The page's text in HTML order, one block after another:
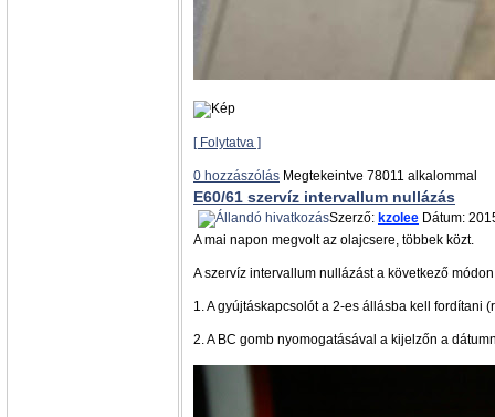
[ Folytatva ]
0 hozzászólás Megtekeintve 78011 alkalommal
E60/61 szervíz intervallum nullázás
Szerző: kzolee Dátum:
A mai napon megvolt az olajcsere, többek közt.
A szervíz intervallum nullázást a következő
1. A gyújtáskapcsolót a 2-es állásba kell fordítani
2. A BC gomb nyomogatásával a kijelzőn a